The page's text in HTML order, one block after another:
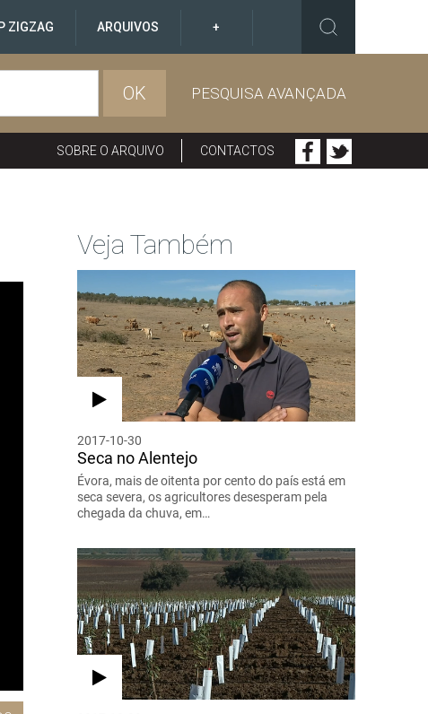
ZIGZAG ARQUIVOS +
OK PESQUISA AVANÇADA
SOBRE O ARQUIVO CONTACTOS
Veja Também
2017-10-30
Seca no Alentejo
Évora, mais de oitenta por cento do país está em
seca severa, os agricultores desesperam pela
chegada da chuva, em…